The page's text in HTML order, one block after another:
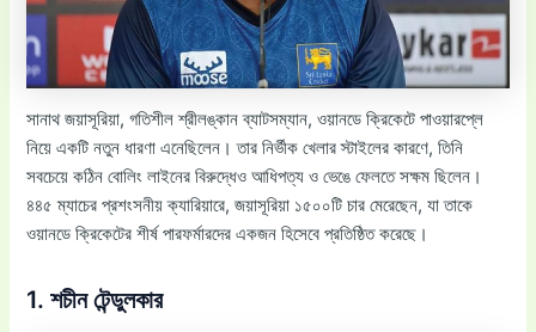
সানাথ জয়াসূরিয়া, গতিশীল শ্রীলঙ্কান ব্যাটসম্যান, ওয়ানডে ক্রিকেটে পাওয়ারপ্লে
নিয়ে একটি নতুন ধারণা এনেছিলেন। তার নির্ভীক খেলার স্টাইলের কারণে, তিনি
সবচেয়ে কঠিন বোলিং লাইনের বিরুদ্ধেও আধিপত্য ও ভেঙে ফেলতে সক্ষম ছিলেন।
৪৪৫ ম্যাচের প্রশংসনীয় ক্যারিয়ারে, জয়াসূরিয়া ১৫০০টি চার মেরেছেন, যা তাকে
ওয়ানডে ক্রিকেটের শীর্ষ পারফর্মারদের একজন হিসেবে প্রতিষ্ঠিত করেছে।
1. শচীন টেন্ডুলকার